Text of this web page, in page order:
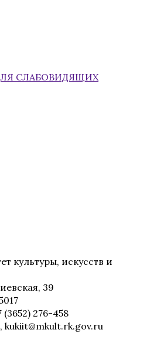
СЛАБОВИДЯЩИХ
культуры, искусств и
39
276-458
kukiit@mkult.rk.gov.ru